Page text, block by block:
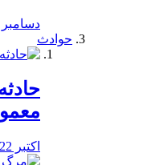
دسامبر 24, 2019
حوادث
اکتبر 22, 2019